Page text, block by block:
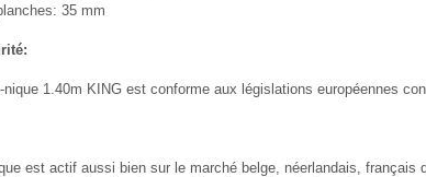
35 mm
nique 1.40m KING est conforme aux législations européennes
est actif aussi bien sur le marché belge, néerlandais,